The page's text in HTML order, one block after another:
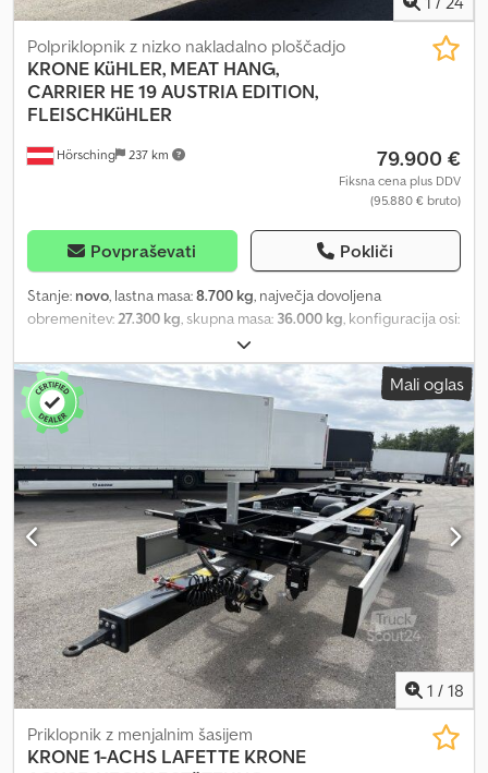
Hörsching 237 km
Polpriklopnik z nizko nakladalno ploščadjo
KRONE KüHLER, MEAT HANG,
CARRIER HE 19 AUSTRIA EDITION,
FLEISCHKüHLER
79.900 €
Fiksna cena plus DDV
(95.880 € bruto)
Povpraševati Pokliči
Stanje: novo, lastna masa:8.700 kg, največja dovoljena
obremenitev:27.300 kg, skupna masa: 36.000 kg, konfiguracija osi:
, velikost pnevmatike:
ABS, | KRONE SD DA05 hladilni priklopnik | Carrier Vector HE 19
Austria Edition #02/50 | Krone osi z diskovo zavoro | Orodjarna |
Hladilnik | Električni priključek | Nosilec rezervnega kolesa |
Paletni zabojnik | Hladilnik za meso | Dvignjena os | Novo vozilo |
Pridržana pravica do sprememb, napak pri vnosu podatkov in
predprodaje. Dcjdpszpbuxefx Acgjk
Mali oglas
1 / 18
Priklopnik z menjalnim šasijem
KRONE1-ACHS LAFETTE KRONE